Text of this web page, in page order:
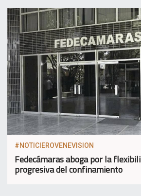
#NOTICIEROVENEVISION
Fedecámaras aboga por la
progresiva del confinamiento